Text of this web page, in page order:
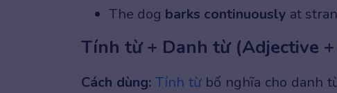
The dog barks continuously at
Tính từ + Danh từ (Adjective
Cách dùng: Tính từbổ nghĩa cho danh